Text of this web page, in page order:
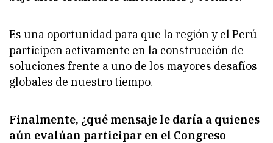
Es una oportunidad para que la región y el Perú
participen activamente en la construcción de
soluciones frente a uno de los mayores desafíos
globales de nuestro tiempo.
Finalmente, ¿qué mensaje le daría a quienes
aún evalúan participar en el Congreso